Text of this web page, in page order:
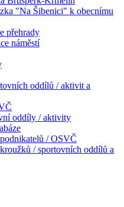
"Na Šibenici" k obecnímu
přehrady
náměstí
oddílů / aktivit a
oddíly / aktivity
/ OSVČ
/ sportovních oddílů a